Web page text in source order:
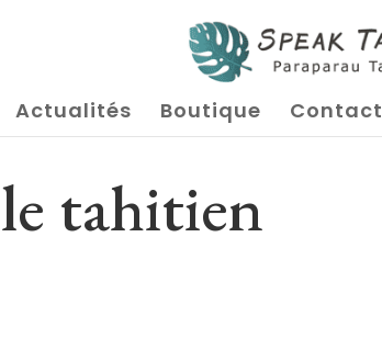
Actualités Boutique Contact
tahitien